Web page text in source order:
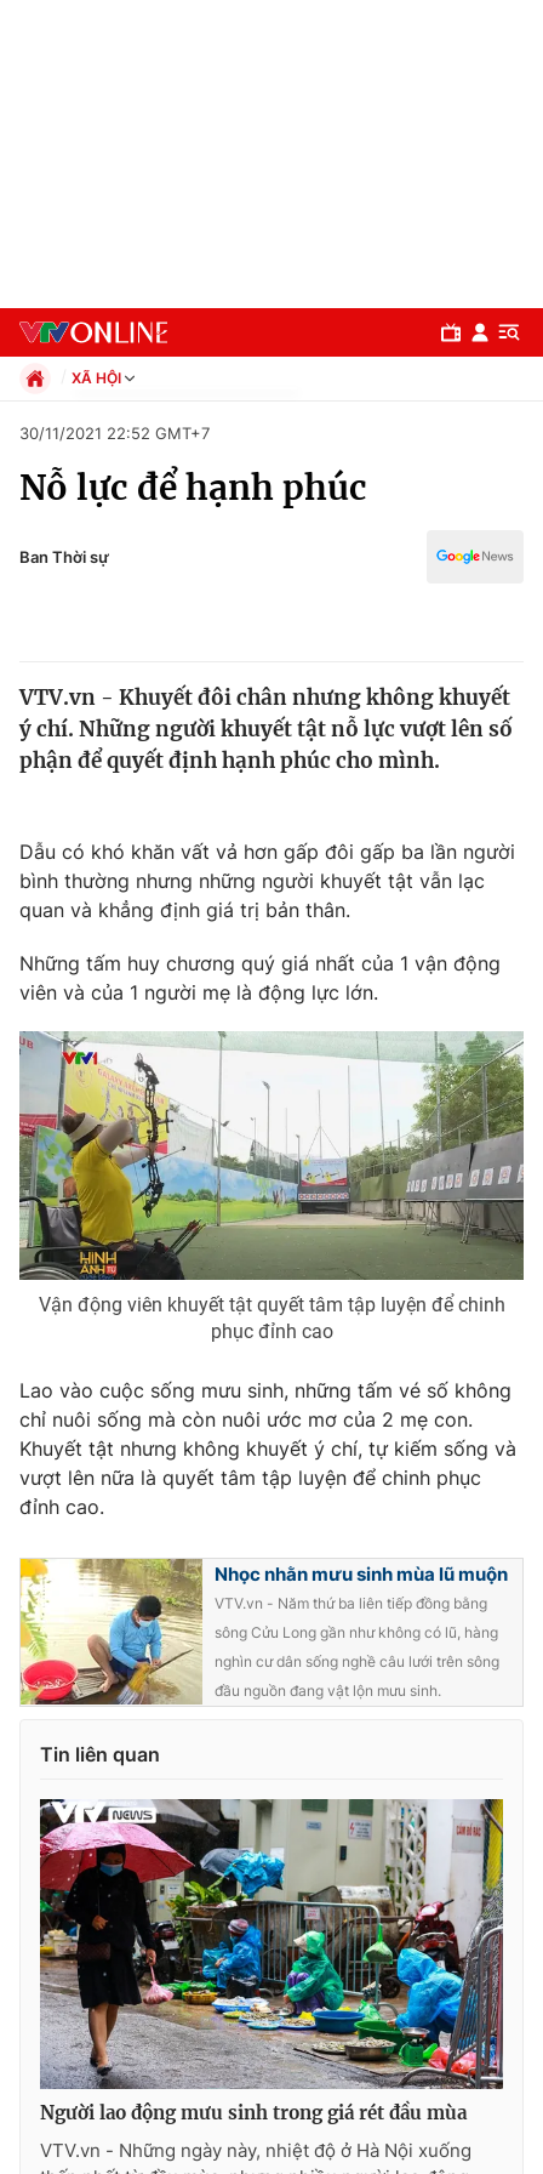
Chuyên mục
Chính trị
Pháp luật
Y tế
Tin tức
Câu chuyện quốc tế
Kinh tế
Tài chính
Thị trường
Góc doanh nghiệp
Dữ liệu và đời sống
Truyền hình
Phim VTV
Hậu trường
Nhân vật
Khán giả
Giải sao mai
Giải trí
Điện ảnh
Âm nhạc
Sao
Đời sống
Du lịch
Làm đẹp
Chất lượng cuộc sống
Giáo dục
Tuyển sinh
Hitech Công nghệ tương lai
Sản phẩm
Thị trường
Tư vấn
Giao lưu trực tuyến
Lịch phát sóng
Chuyên mục khác
Emagazine Podcast
Photo Infographic
Video
VTV Money VTV Thể thao
VTV Sức khoẻ Bất động sản
Thị trường 24h Tấm lòng Việt
VTV4 Vươn mình bằng AI
VTV9 VTV8
Liên hệ tòa soạn English
XÃ HỘI
Xã hội
Pháp luật
Kinh tế
Truyền hình
Công nghệ
Giáo dục
30/11/2021 22:52 GMT+7
Nỗ lực để hạnh phúc
Ban Thời sự
VTV.vn - Khuyết đôi chân nhưng không khuyết
ý chí. Những người khuyết tật nỗ lực vượt lên số
phận để quyết định hạnh phúc cho mình.
Dẫu có khó khăn vất vả hơn gấp đôi gấp ba lần người
bình thường nhưng những người khuyết tật vẫn lạc
quan và khẳng định giá trị bản thân.
Những tấm huy chương quý giá nhất của 1 vận động
viên và của 1 người mẹ là động lực lớn.
Vận động viên khuyết tật quyết tâm tập luyện để chinh
phục đỉnh cao
Lao vào cuộc sống mưu sinh, những tấm vé số không
chỉ nuôi sống mà còn nuôi ước mơ của 2 mẹ con.
Khuyết tật nhưng không khuyết ý chí, tự kiếm sống và
vượt lên nữa là quyết tâm tập luyện để chinh phục
đỉnh cao.
Nhọc nhằn mưu sinh mùa lũ muộn
VTV.vn - Năm thứ ba liên tiếp đồng bằng
sông Cửu Long gần như không có lũ, hàng
nghìn cư dân sống nghề câu lưới trên sông
đầu nguồn đang vật lộn mưu sinh.
Tin liên quan
Người lao động mưu sinh trong giá rét đầu mùa
VTV.vn - Những ngày này, nhiệt độ ở Hà Nội xuống